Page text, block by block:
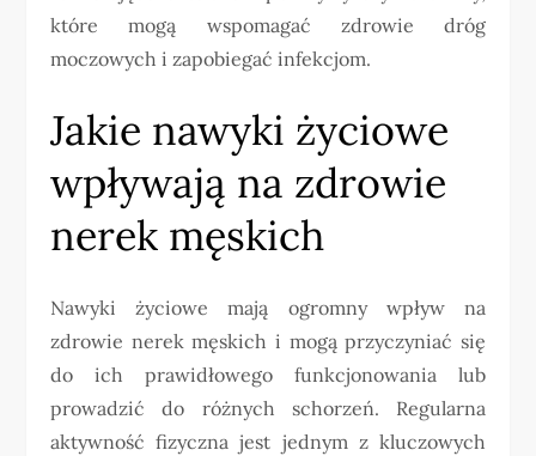
które mogą wspomagać zdrowie dróg
moczowych i zapobiegać infekcjom.
Jakie nawyki życiowe
wpływają na zdrowie
nerek męskich
Nawyki życiowe mają ogromny wpływ na
zdrowie nerek męskich i mogą przyczyniać się
do ich prawidłowego funkcjonowania lub
prowadzić do różnych schorzeń. Regularna
aktywność fizyczna jest jednym z kluczowych